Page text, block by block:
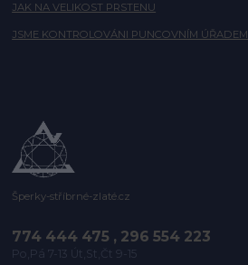
JAK NA VELIKOST PRSTENU
JSME KONTROLOVÁNI PUNCOVNÍM ÚŘADEM
Šperky-stříbrné-zlaté.cz
774 444 475 , 296 554 223
Po,Pá 7-13 Út,St,Čt 9-15